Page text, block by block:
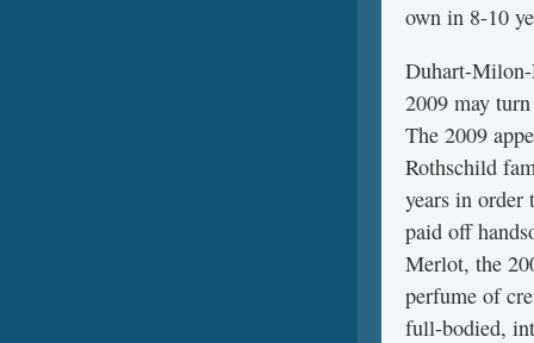
own in 8-10
Duhart-
2009 may
The 2009
Rothschild
years in order
paid off
Merlot, the
perfume of
full-bodied,